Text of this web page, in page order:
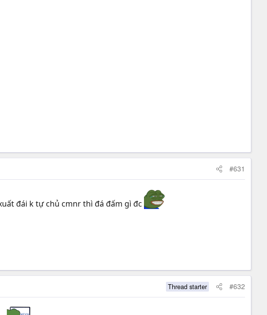
#631
đái k tự chủ cmnr thì đá đấm gì đc
Thread starter #632